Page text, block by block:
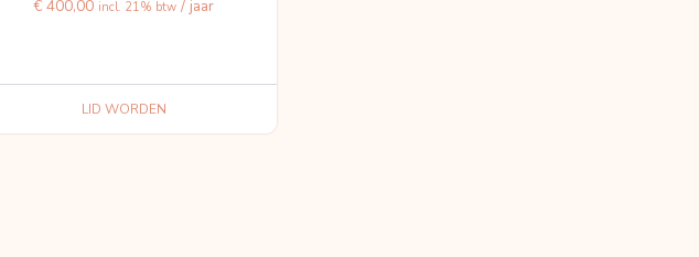
€ 400,00 incl. 21% btw / jaar
LID WORDEN